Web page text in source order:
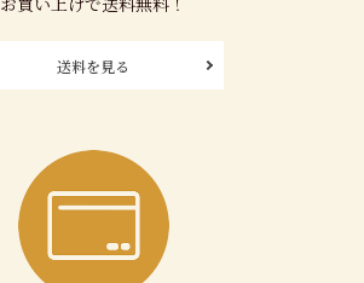
送料を見る